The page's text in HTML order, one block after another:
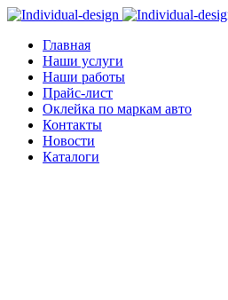
Главная
Наши услуги
Наши работы
Прайс-лист
Оклейка по маркам авто
Контакты
Новости
Каталоги